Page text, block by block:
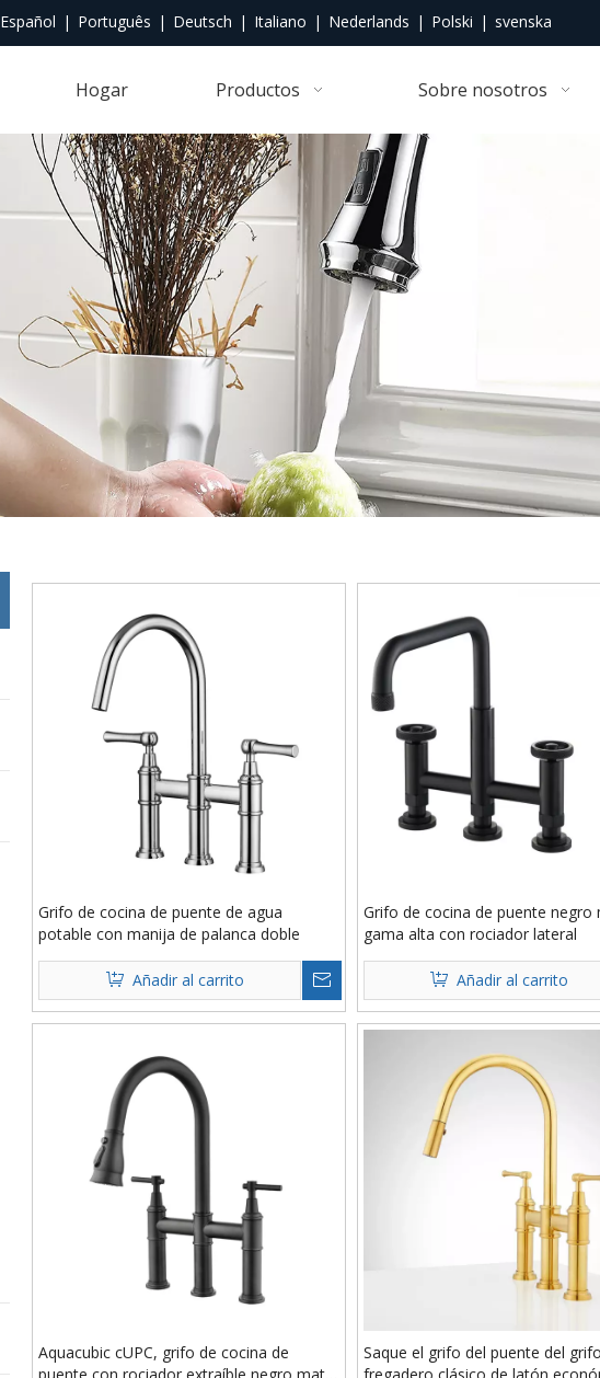
Español | Português | Deutsch | Italiano | Nederlands | Polski | svenska
Hogar Productos Sobre nosotros
Grifo de cocina de puente de agua
potable con manija de palanca doble
Añadir al carrito
Grifo de cocina de puente negro
gama alta con rociador lateral
Añadir al carrito
Aquacubic cUPC, grifo de cocina de
Saque el grifo del puente del